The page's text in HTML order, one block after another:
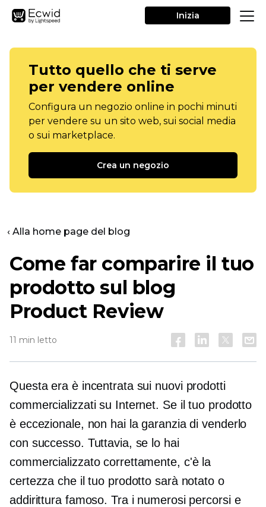
Inizia
Tutto quello che ti serve
per vendere online
Configura un negozio online in pochi minuti
per vendere su un sito web, sui social media
o sui marketplace.
Crea un negozio
‹ Alla home page del blog
Come far comparire il tuo
prodotto sul blog
Product Review
11 min letto
Questa era è incentrata sui nuovi prodotti
commercializzati su Internet. Se il tuo prodotto
è eccezionale, non hai la garanzia di venderlo
con successo. Tuttavia, se lo hai
commercializzato correttamente, c'è la
certezza che il tuo prodotto sarà notato o
addirittura famoso. Tra i numerosi percorsi e